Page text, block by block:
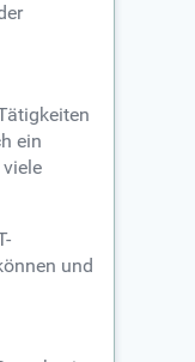
ein
und